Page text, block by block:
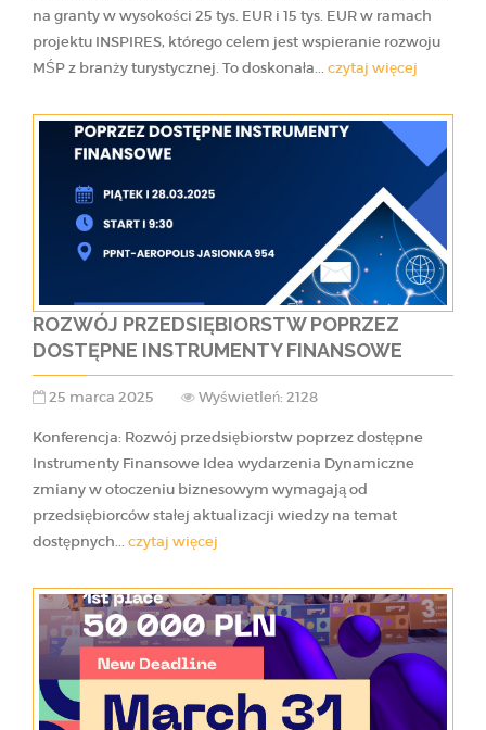
na granty w wysokości 25 tys. EUR i 15 tys. EUR w ramach
projektu INSPIRES, którego celem jest wspieranie rozwoju
MŚP z branży turystycznej. To doskonała... czytaj więcej
ROZWÓJ PRZEDSIĘBIORSTW POPRZEZ
DOSTĘPNE INSTRUMENTY FINANSOWE
25 marca 2025 Wyświetleń: 2128
Konferencja: Rozwój przedsiębiorstw poprzez dostępne
Instrumenty Finansowe Idea wydarzenia Dynamiczne
zmiany w otoczeniu biznesowym wymagają od
przedsiębiorców stałej aktualizacji wiedzy na temat
dostępnych... czytaj więcej